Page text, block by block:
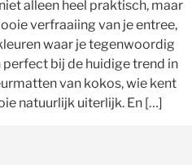
alleen heel praktisch, maar
verfraaiing van je entree,
waar je tegenwoordig
perfect bij de huidige trend in
van kokos, wie kent
natuurlijk uiterlijk. En […]